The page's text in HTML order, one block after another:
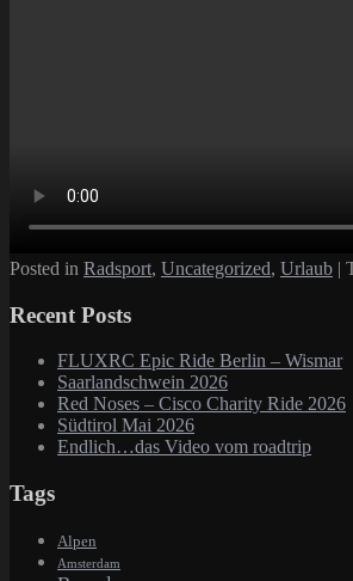
Posted in Radsport, Uncategorized, Urlaub |
Recent Posts
FLUXRC Epic Ride Berlin – Wismar
Saarlandschwein 2026
Red Noses – Cisco Charity Ride 2026
Südtirol Mai 2026
Endlich…das Video vom roadtrip
Tags
Alpen
Amsterdam